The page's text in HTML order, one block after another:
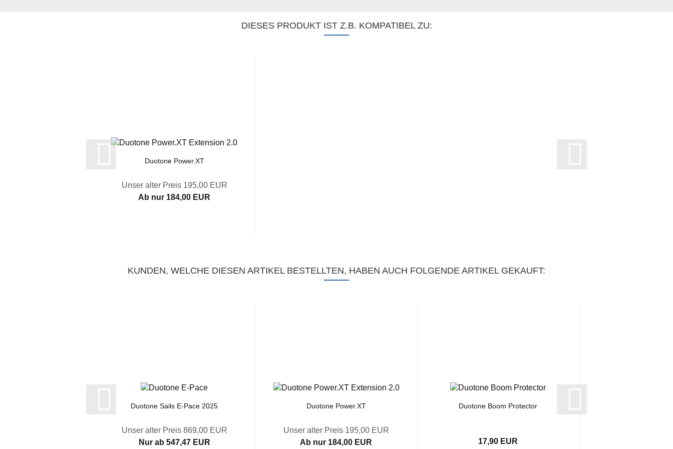
DIESES PRODUKT IST Z.B. KOMPATIBEL ZU:
Duotone Power.XT
Unser alter Preis 195,00 EUR
Ab nur 184,00 EUR
KUNDEN, WELCHE DIESEN ARTIKEL BESTELLTEN, HABEN AUCH FOLGENDE ARTIKEL GEKAUFT:
Duotone Sails E-Pace 2025
Unser alter Preis 869,00 EUR
Nur ab 547,47 EUR
Duotone Power.XT
Unser alter Preis 195,00 EUR
Ab nur 184,00 EUR
Duotone Boom Protector
17,90 EUR